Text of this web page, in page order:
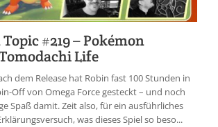
#219 – Pokémon
Life
dem Release hat Robin fast 100 Stunden in
Off von Omega Force gesteckt – und noch
Spaß damit. Zeit also, für ein ausführliches
was dieses Spiel so beso...